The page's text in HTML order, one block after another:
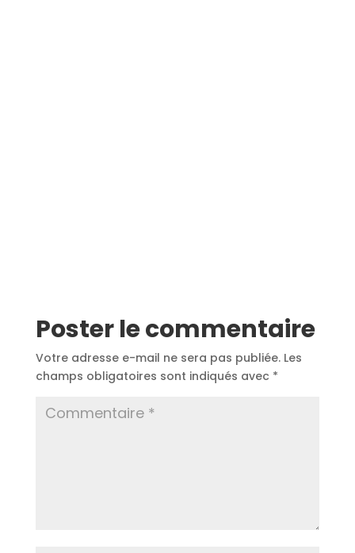
Poster le commentaire
Votre adresse e-mail ne sera pas publiée. Les
champs obligatoires sont indiqués avec *